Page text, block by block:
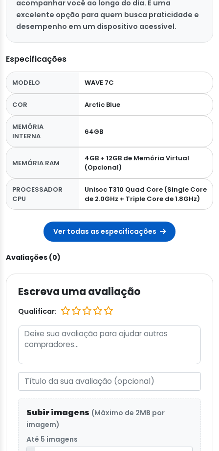
acompanhar você ao longo do dia. É uma
excelente opção para quem busca praticidade e
desempenho em um dispositivo acessível.
Especificações
MODELO WAVE 7C
COR Arctic Blue
MEMÓRIA
INTERNA
64GB
MEMÓRIA RAM
4GB + 12GB de Memória Virtual
(Opcional)
PROCESSADOR
CPU
Unisoc T310 Quad Core (Single Core
de 2.0GHz + Triple Core de 1.8GHz)
Ver todas as especificações
Avaliações (0)
Escreva uma avaliação
Qualificar:
Subir imagens (Máximo de 2MB por
imagem)
Até 5 imagens